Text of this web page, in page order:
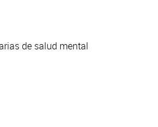
de salud mental